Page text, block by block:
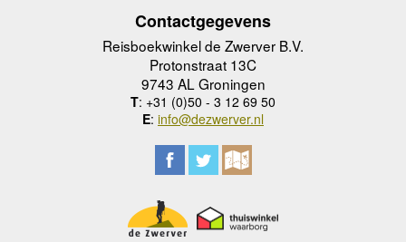
Contactgegevens
Reisboekwinkel de Zwerver B.V.
Protonstraat 13C
9743 AL Groningen
T: +31 (0)50 - 3 12 69 50
E: info@dezwerver.nl